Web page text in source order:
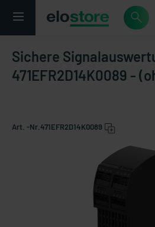
Sichere
471EFR2D14K0089 -
Art. -Nr. 471EFR2D14K0089